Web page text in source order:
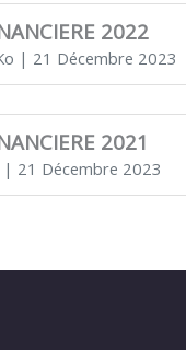
2022
| 21 Décembre 2023
2021
| 21 Décembre 2023